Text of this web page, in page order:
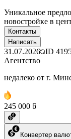
Уникальное
новостройке в
Контакты
Написать
31.07.2026 ID
Агентство
недалеко от г.
245 000 ƃ
Конвертер